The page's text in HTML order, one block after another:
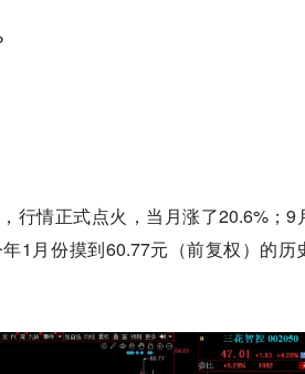
行情正式点火，当月涨了20.6%；9
1月份摸到60.77元（前复权）的历